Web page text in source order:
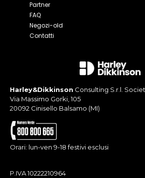
Partner
FAQ
Negozi-old
Contatti
Harley&Dikkinson Consulting S.r.l.
Via Massimo Gorki, 105
20092 Cinisello Balsamo (MI)
Orari: lun-ven 9-18 festivi esclusi
P.IVA 10222210964